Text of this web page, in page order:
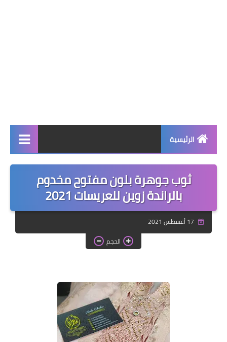
الرئيسية
صحة وجمال
نصائح ومعلومات
الخياطة التقليدية
دروس الراندة للمبتدئات
اللباس التقليدي
ثوب جوهرة بلون مفتوح مخدوم
بالراندة زوين للعريسات 2021
الحجم